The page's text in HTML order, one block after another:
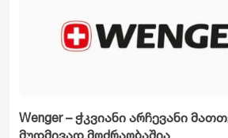
Wenger – ჭკვიანი არჩევანი
მუდმივად მოძრაობაშია